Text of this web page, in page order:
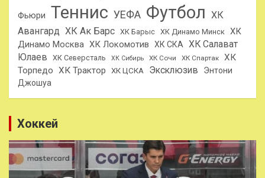
Фьюри Теннис УЕФА Футбол ХК
Авангард ХК Ак Барс ХК Барыс ХК Динамо Минск
ХК
Динамо Москва ХК Локомотив ХК СКА
ХК Салават
Юлаев
ХК Северсталь ХК Сибирь ХК Сочи ХК Спартак
ХК
Торпедо ХК Трактор ХК ЦСКА Эксклюзив
Энтони
Джошуа
Хоккей